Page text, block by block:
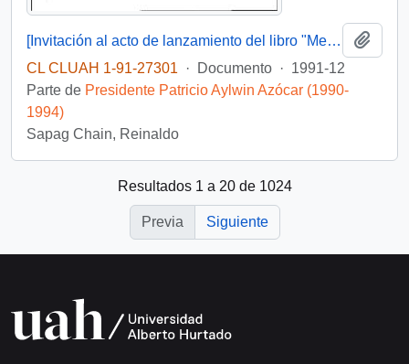
[Invitación al acto de lanzamiento del libro "Memoria del cardenal Raúl Silva Henríquez]
CL CLUAH 1-91-27301
· Documento · 1991-12
Parte de Presidente Patricio Aylwin Azócar (1990-
1994)
Sapag Chain, Reinaldo
Resultados 1 a 20 de 1024
Previa Siguiente